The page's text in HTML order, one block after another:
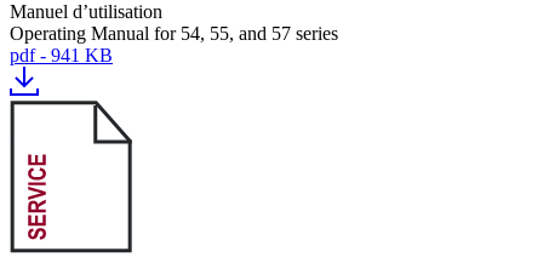
Manuel d’utilisation
Operating Manual for 54, 55, and 57 series
pdf - 941 KB